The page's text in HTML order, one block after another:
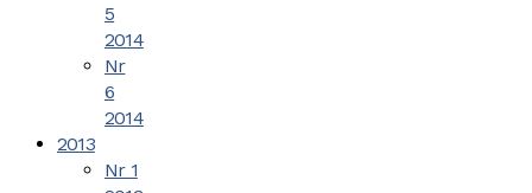
5
2014
Nr
6
2014
2013
Nr 1